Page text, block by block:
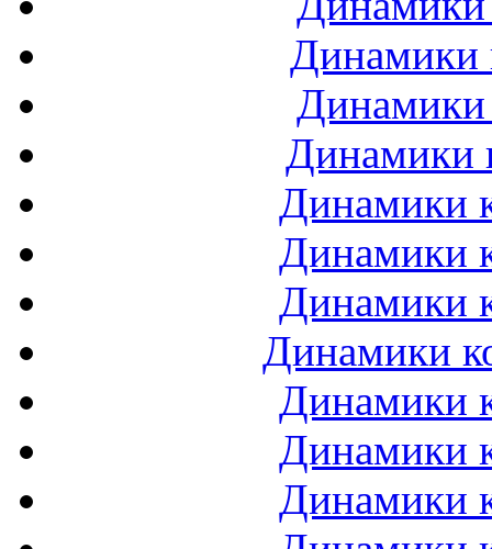
Динамики
Динамики
Динамики
Динамики
Динамики
Динамики
Динамики
Динамики
Динамики
Динамики